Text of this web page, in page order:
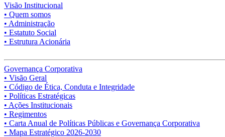
Visão Institucional
• Quem somos
• Administração
• Estatuto Social
• Estrutura Acionária
Governança Corporativa
• Visão Geral
• Código de Ética, Conduta e Integridade
• Políticas Estratégicas
• Ações Institucionais
• Regimentos
• Carta Anual de Políticas Públicas e Governança Corporativa
• Mapa Estratégico 2026-2030